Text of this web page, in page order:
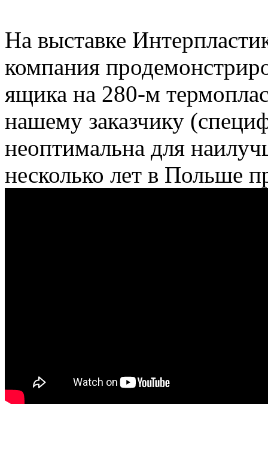
На выставке
компания
ящика на 280-м
нашему заказчику
неоптимальна для
несколько лет в Польше